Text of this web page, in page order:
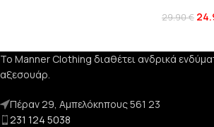
29.90€
Το Manner Clothing διαθέτει ανδρικά
αξεσουάρ.
Πέραν 29, Αμπελόκηπους 561 23
231 124 5038